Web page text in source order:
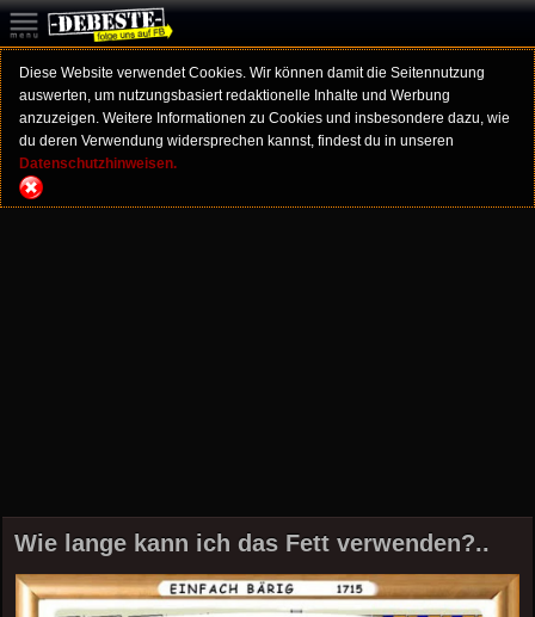
Diese Website verwendet Cookies. Wir können damit die Seitennutzung
auswerten, um nutzungsbasiert redaktionelle Inhalte und Werbung
anzuzeigen. Weitere Informationen zu Cookies und insbesondere dazu, wie
du deren Verwendung widersprechen kannst, findest du in unseren
Datenschutzhinweisen.
Wie lange kann ich das Fett verwenden?..